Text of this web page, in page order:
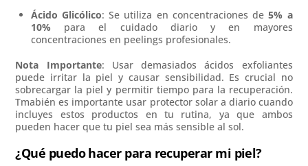
Ácido Glicólico: Se utiliza en concentraciones de5% a
10% para el cuidado diario y en mayores
concentraciones en peelings profesionales.
Nota Importante: Usar demasiados ácidos exfoliantes
puede irritar la piel y causar sensibilidad. Es crucial no
sobrecargar la piel y permitir tiempo para la recuperación.
Tmabién es importante usar protector solar a diario cuando
incluyes estos productos en tu rutina, ya que ambos
pueden hacer que tu piel sea más sensible al sol.
¿Qué puedo hacer para recuperar mi piel?